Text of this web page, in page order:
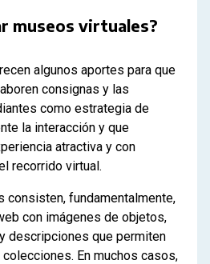
museos virtuales?
algunos aportes para que
consignas y las
como estrategia de
la interacción y que
atractiva y con
recorrido virtual.
consisten, fundamentalmente,
con imágenes de objetos,
descripciones que permiten
En muchos casos,